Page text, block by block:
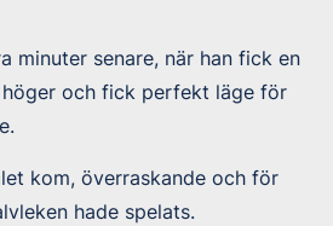
minuter senare, när han fick en
och fick perfekt läge för
kom, överraskande och för
hade spelats.